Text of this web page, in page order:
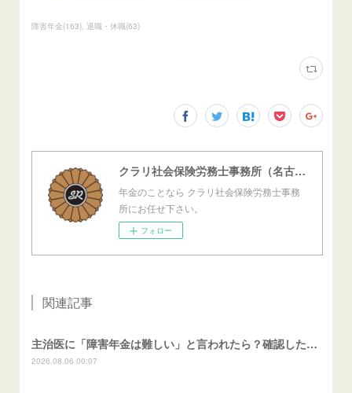
障害年金(163) 退職・休職(63)
クラリ社会保険労務士事務所（名古屋西障害年金センター）
年金のことなら クラリ社会保険労務士事務
所にお任せ下さい。
フォロー
関連記事
主治医に「障害年金は難しい」と言われたら？確認したいこと
2026.08.06 00:07